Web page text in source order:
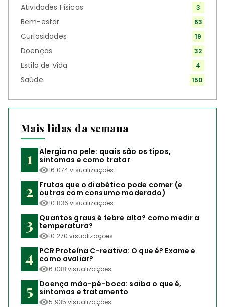
Atividades Físicas 3
Bem-estar 63
Curiosidades 19
Doenças 32
Estilo de Vida 4
Saúde 150
Mais lidas da semana
Alergia na pele: quais são os tipos,
sintomas e como tratar
16.074 visualizações
Frutas que o diabético pode comer (e
outras com consumo moderado)
10.836 visualizações
Quantos graus é febre alta? como medir a
temperatura?
10.270 visualizações
PCR Proteína C-reativa: O que é? Exame e
como avaliar?
6.038 visualizações
Doença mão-pé-boca: saiba o que é,
sintomas e tratamento
5.935 visualizações